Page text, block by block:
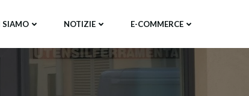
SIAMO NOTIZIE E-COMMERCE